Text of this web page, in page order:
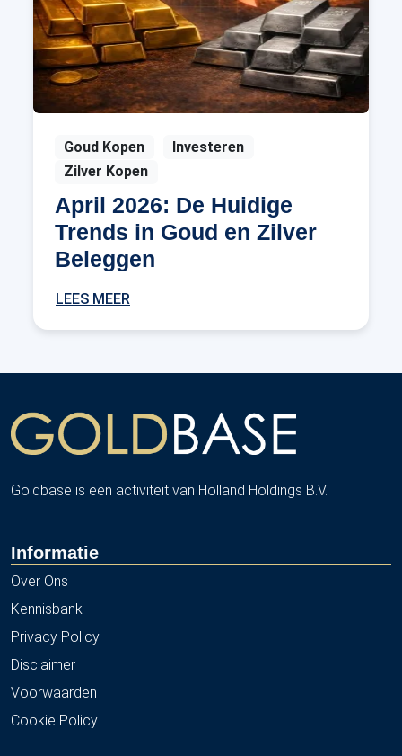
Goud Kopen
Investeren
Zilver Kopen
April 2026: De Huidige
Trends in Goud en Zilver
Beleggen
LEES MEER
Goldbase is een activiteit van Holland Holdings B.V.
Informatie
Over Ons
Kennisbank
Privacy Policy
Disclaimer
Voorwaarden
Cookie Policy